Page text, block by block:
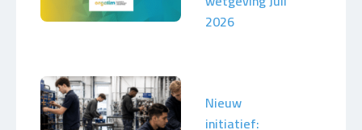
2026
Nieuw
initiatief: